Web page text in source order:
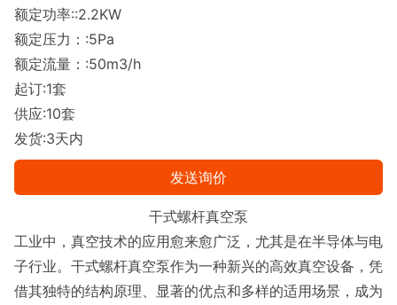
额定功率::2.2KW
额定压力：:5Pa
额定流量：:50m3/h
起订:1套
供应:10套
发货:3天内
发送询价
干式螺杆真空泵
工业中，真空技术的应用愈来愈广泛，尤其是在半导体与电
子行业。干式螺杆真空泵作为一种新兴的高效真空设备，凭
借其独特的结构原理、显著的优点和多样的适用场景，成为